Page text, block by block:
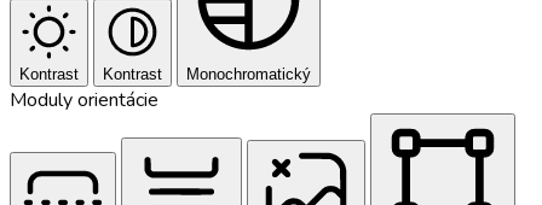
Kontrast Kontrast Monochromatický
Moduly orientácie